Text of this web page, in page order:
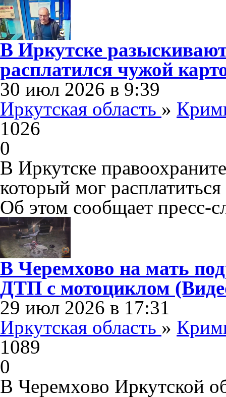
В Иркутске
расплатился чужой
30 июл 2026 в 9:39
Иркутская область »
1026
0
В Иркутске
который мог
Об этом сообщает
В Черемхово на мать
ДТП с мотоциклом
29 июл 2026 в 17:31
Иркутская область »
1089
0
В Черемхово Иркутской